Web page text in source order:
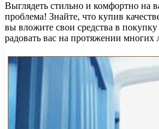
Выглядеть стильно и комфортно на
проблема! Знайте, что купив
вы вложите свои средства в
радовать вас на протяжении многих